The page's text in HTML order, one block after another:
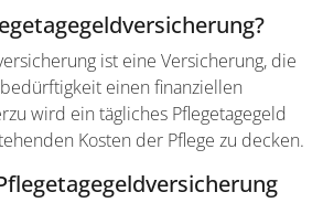
ist eine Versicherung, die
einen finanziellen
wird ein tägliches Pflegetagegeld
Kosten der Pflege zu decken.